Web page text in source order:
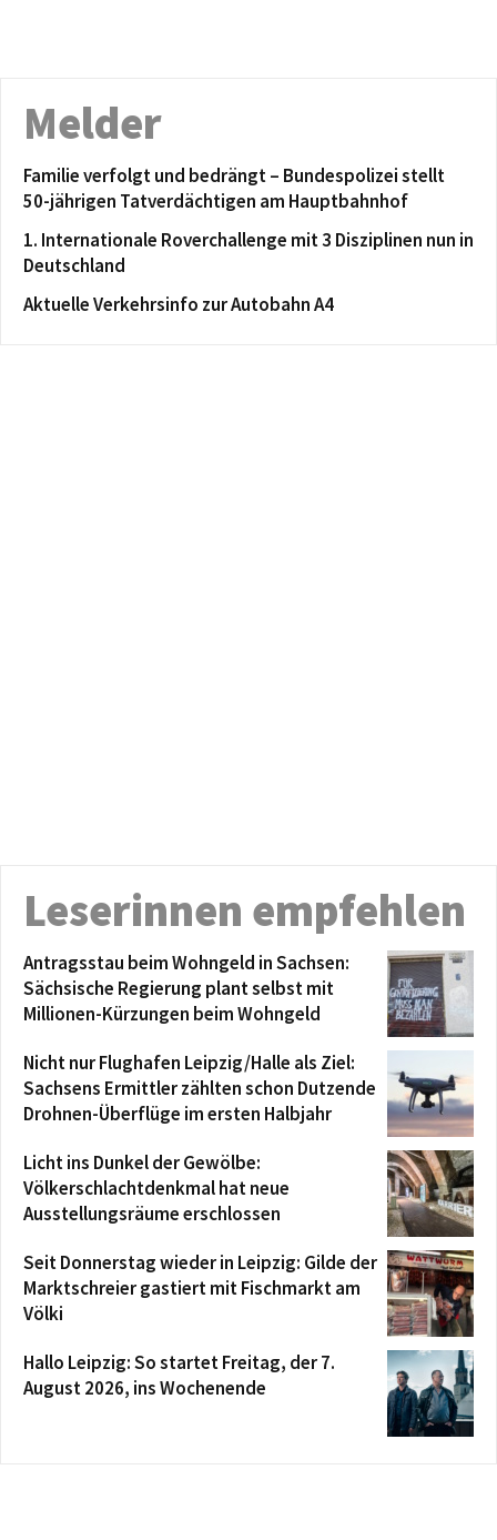
Melder
Familie verfolgt und bedrängt – Bundespolizei stellt
50-jährigen Tatverdächtigen am Hauptbahnhof
1. Internationale Roverchallenge mit 3 Disziplinen nun in
Deutschland
Aktuelle Verkehrsinfo zur Autobahn A4
Leserinnen empfehlen
Antragsstau beim Wohngeld in Sachsen:
Sächsische Regierung plant selbst mit
Millionen-Kürzungen beim Wohngeld
Nicht nur Flughafen Leipzig/Halle als Ziel:
Sachsens Ermittler zählten schon Dutzende
Drohnen-Überflüge im ersten Halbjahr
Licht ins Dunkel der Gewölbe:
Völkerschlachtdenkmal hat neue
Ausstellungsräume erschlossen
Seit Donnerstag wieder in Leipzig: Gilde der
Marktschreier gastiert mit Fischmarkt am
Völki
Hallo Leipzig: So startet Freitag, der 7.
August 2026, ins Wochenende